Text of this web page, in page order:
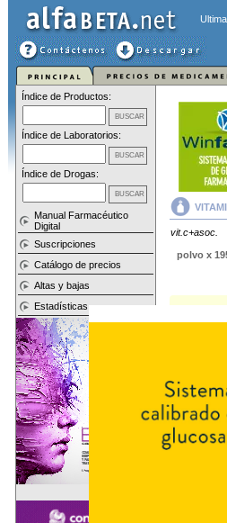
Índice de Productos:
Índice de Laboratorios:
Índice de Drogas:
Manual Farmacéutico
Digital
Suscripciones
Catálogo de precios
Altas y bajas
Estadísticas
vit.c+asoc.
polvo x